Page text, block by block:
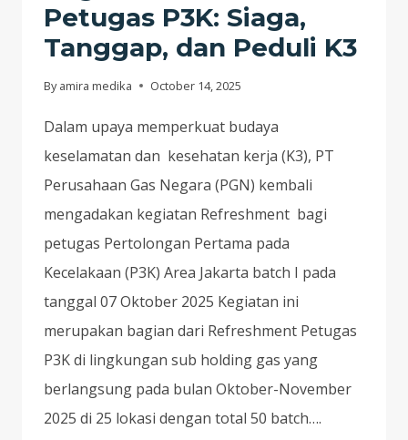
TANGGAP,
DAN
PEDULI
K3
Petugas P3K: Siaga,
Tanggap, dan Peduli K3
By amira medika October 14, 2025
Dalam upaya memperkuat budaya
keselamatan dan kesehatan kerja (K3), PT
Perusahaan Gas Negara (PGN) kembali
mengadakan kegiatan Refreshment bagi
petugas Pertolongan Pertama pada
Kecelakaan (P3K) Area Jakarta batch I pada
tanggal 07 Oktober 2025 Kegiatan ini
merupakan bagian dari Refreshment Petugas
P3K di lingkungan sub holding gas yang
berlangsung pada bulan Oktober-November
2025 di 25 lokasi dengan total 50 batch….